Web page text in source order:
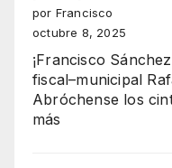
por Francisco
octubre 8, 2025
¡Francisco
fiscal–municipal
Abróchense los
más